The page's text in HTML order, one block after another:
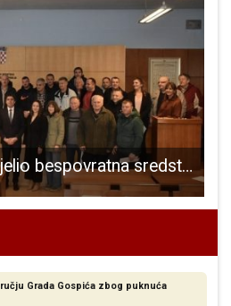
Grad Gospić dodijelio bespovratna sredstva u poljoprivredi i ruralnom razvoju za 2025. godinu
Grada Gospića zbog puknuća